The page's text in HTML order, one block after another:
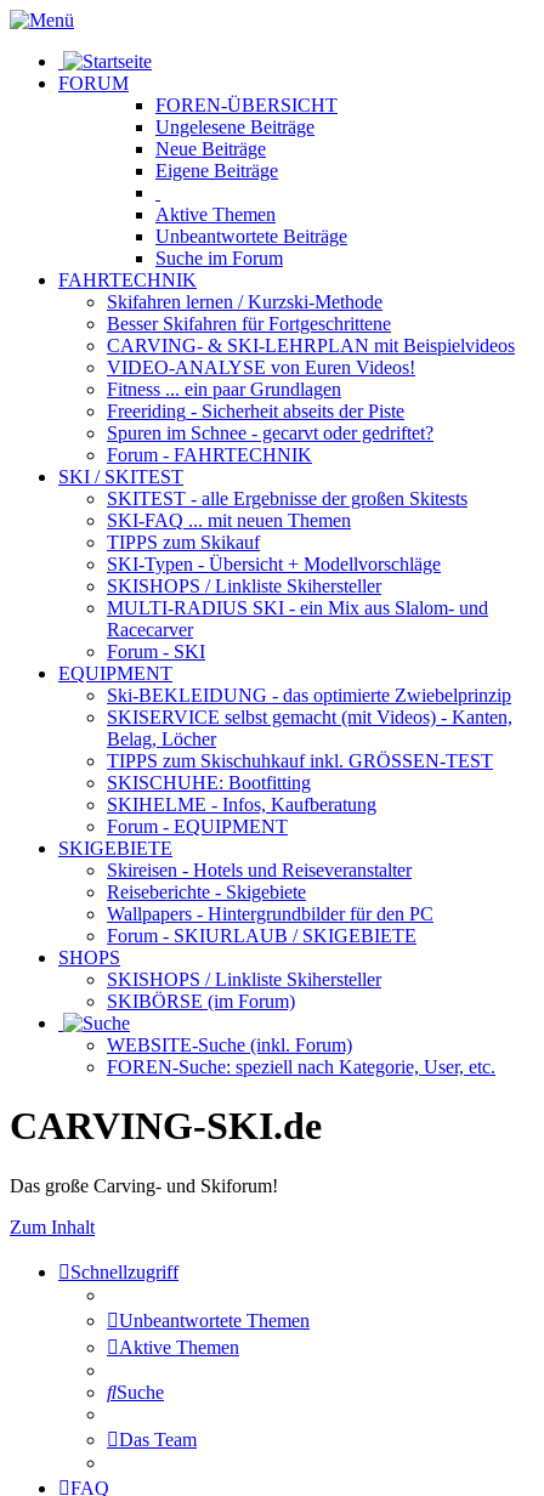
FORUM
FOREN-ÜBERSICHT
Ungelesene Beiträge
Neue Beiträge
Eigene Beiträge
Aktive Themen
Unbeantwortete Beiträge
Suche im Forum
FAHRTECHNIK
Skifahren lernen / Kurzski-Methode
Besser Skifahren für Fortgeschrittene
CARVING- & SKI-LEHRPLAN mit Beispielvideos
VIDEO-ANALYSE von Euren Videos!
Fitness ... ein paar Grundlagen
Freeriding - Sicherheit abseits der Piste
Spuren im Schnee - gecarvt oder gedriftet?
Forum - FAHRTECHNIK
SKI / SKITEST
SKITEST - alle Ergebnisse der großen Skitests
SKI-FAQ ... mit neuen Themen
TIPPS zum Skikauf
SKI-Typen - Übersicht + Modellvorschläge
SKISHOPS / Linkliste Skihersteller
MULTI-RADIUS SKI - ein Mix aus Slalom- und
Racecarver
Forum - SKI
EQUIPMENT
Ski-BEKLEIDUNG - das optimierte Zwiebelprinzip
SKISERVICE selbst gemacht (mit Videos) - Kanten,
Belag, Löcher
TIPPS zum Skischuhkaufinkl. GRÖSSEN-TEST
SKISCHUHE: Bootfitting
SKIHELME - Infos, Kaufberatung
Forum - EQUIPMENT
SKIGEBIETE
Skireisen - Hotels und Reiseveranstalter
Reiseberichte - Skigebiete
Wallpapers - Hintergrundbilder für den PC
Forum - SKIURLAUB / SKIGEBIETE
SHOPS
SKISHOPS / Linkliste Skihersteller
SKIBÖRSE (im Forum)
WEBSITE-Suche (inkl. Forum)
FOREN-Suche: speziell nach Kategorie, User, etc.
CARVING-SKI.de
Das große Carving- und Skiforum!
Zum Inhalt
Schnellzugriff
Unbeantwortete Themen
Aktive Themen
Suche
Das Team
FAQ